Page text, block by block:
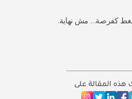
كفرصة… مش نهاية.
هذه المقالة على